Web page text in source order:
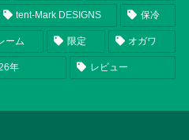
tent-Mark DESIGNS 保冷
ーム 限定 オガワ
年 レビュー